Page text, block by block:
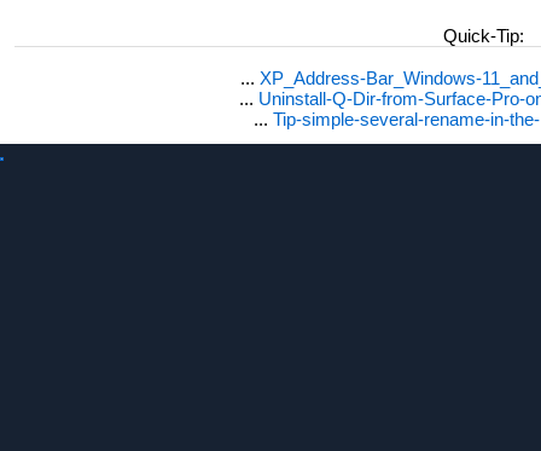
Quick-Tip:
... XP_Address-Bar_Windows-
... Uninstall-Q-Dir-from-Surface-Pro-
... Tip-simple-several-rename-in-